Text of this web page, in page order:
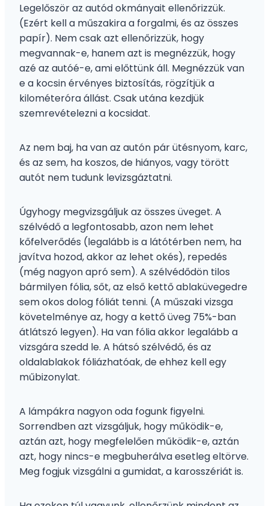
Legelőször az autód okmányait ellenőrizzük.
(Ezért kell a műszakira a forgalmi, és az összes
papír). Nem csak azt ellenőrizzük, hogy
megvannak-e, hanem azt is megnézzük, hogy
azé az autóé-e, ami előttünk áll. Megnézzük van
e a kocsin érvényes biztosítás, rögzítjük a
kilométeróra állást. Csak utána kezdjük
szemrevételezni a kocsidat.
Az nem baj, ha van az autón pár ütésnyom, karc,
és az sem, ha koszos, de hiányos, vagy törött
autót nem tudunk levizsgáztatni.
Úgyhogy megvizsgáljuk az összes üveget. A
szélvédő a legfontosabb, azon nem lehet
kőfelverődés (legalább is a látótérben nem, ha
javítva hozod, akkor az lehet okés), repedés
(még nagyon apró sem). A szélvédődön tilos
bármilyen fólia, sőt, az első kettő ablaküvegedre
sem okos dolog fóliát tenni. (A műszaki vizsga
követelménye az, hogy a kettő üveg 75%-ban
átlátszó legyen). Ha van fólia akkor legalább a
vizsgára szedd le. A hátsó szélvédő, és az
oldalablakok fóliázhatóak, de ehhez kell egy
műbizonylat.
A lámpákra nagyon oda fogunk figyelni.
Sorrendben azt vizsgáljuk, hogy működik-e,
aztán azt, hogy megfelelően működik-e, aztán
azt, hogy nincs-e megbuherálva esetleg eltörve.
Meg fogjuk vizsgálni a gumidat, a karosszériát is.